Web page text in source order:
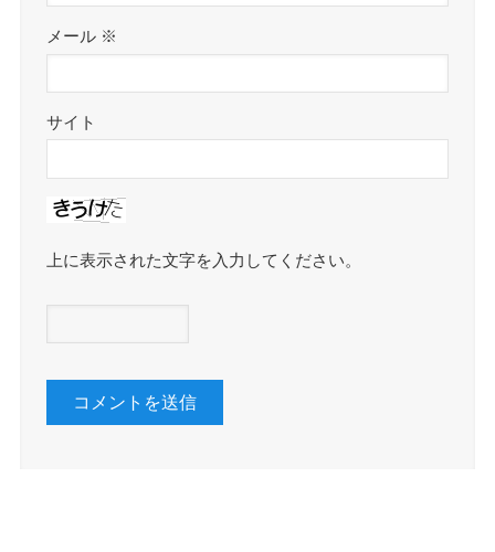
メール ※
サイト
上に表示された文字を入力してください。